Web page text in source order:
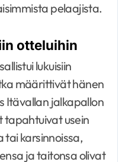
pelaajista.
otteluihin
lukuisiin
määrittivät hänen
Itävallan jalkapallon
tapahtuivat usein
tai karsinnoissa,
ja taitonsa olivat